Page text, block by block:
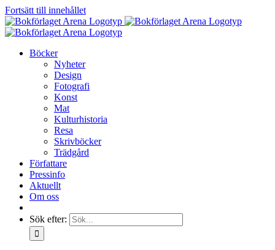
Fortsätt till innehållet
Böcker
Nyheter
Design
Fotografi
Konst
Mat
Kulturhistoria
Resa
Skrivböcker
Trädgård
Författare
Pressinfo
Aktuellt
Om oss
Sök efter: